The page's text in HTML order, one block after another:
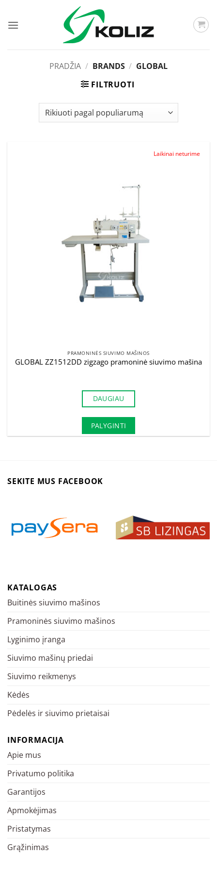
content
PRADŽIA / BRANDS / GLOBAL
FILTRUOTI
Laikinai neturime
PRAMONINĖS SIUVIMO MAŠINOS
GLOBAL ZZ1512DD zigzago pramoninė siuvimo mašina
DAUGIAU
PALYGINTI
SEKITE MUS FACEBOOK
KATALOGAS
Buitinės siuvimo mašinos
Pramoninės siuvimo mašinos
Lyginimo įranga
Siuvimo mašinų priedai
Siuvimo reikmenys
Kėdės
Pėdelės ir siuvimo prietaisai
INFORMACIJA
Apie mus
Privatumo politika
Garantijos
Apmokėjimas
Pristatymas
Grąžinimas